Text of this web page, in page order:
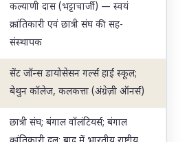
कल्याणी दास (भट्टाचार्जी) — स्वयं
क्रांतिकारी एवं छात्री संघ की सह-
संस्थापक
सेंट जॉन्स डायोसेसन गर्ल्स हाई स्कूल;
बेथुन कॉलेज, कलकत्ता (अंग्रेज़ी ऑनर्स)
छात्री संघ; बंगाल वॉलंटियर्स; बंगाल